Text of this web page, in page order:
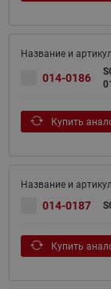
014-0186
Купить
014-0187
Купить